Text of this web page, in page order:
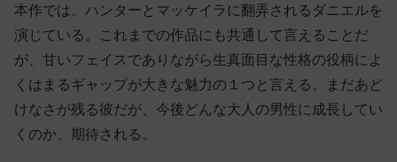
本作では、ハンターとマッケイラに翻弄されるダニエルを
演じている。これまでの作品にも共通して言えることだ
が、甘いフェイスでありながら生真面目な性格の役柄によ
くはまるギャップが大きな魅力の１つと言える。まだあど
けなさが残る彼だが、今後どんな大人の男性に成長してい
くのか、期待される。